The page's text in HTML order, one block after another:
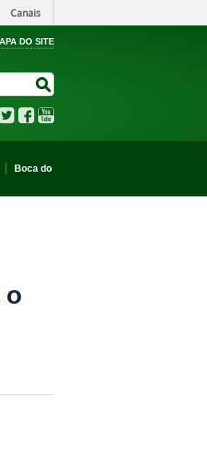
Canais
DO SITE
TwitterFacebook
Boca do
o